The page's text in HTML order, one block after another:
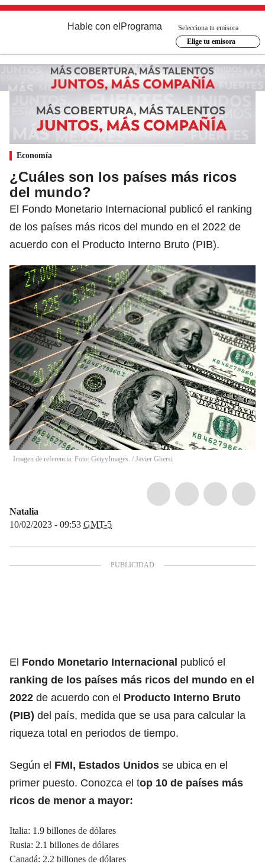
Hable con el Programa
Selecciona tu emisora
Elige tu emisora
Economía
¿Cuáles son los países más ricos
del mundo?
El Fondo Monetario Internacional publicó el ranking
de los países más ricos del mundo en el 2022 de
acuerdo con el Producto Interno Bruto (PIB).
Imagen de referencia. Foto: GetyyImages. / Javier Ghersi
Natalia
10/02/2023 - 09:53 GMT-5
El Fondo Monetario Internacional publicó el
ranking de los países más ricos del mundo en el
2022 de acuerdo con el Producto Interno Bruto
(PIB) del país, medida que se usa para calcular la
riqueza total en periodos de tiempo.
Según el FMI, Estados Unidos se ubica en el
primer puesto. Conozca el top 10 de países más
ricos de menor a mayor:
Italia: 1.9 billones de dólares
Rusia: 2.1 billones de dólares
Canadá: 2.2 billones de dólares